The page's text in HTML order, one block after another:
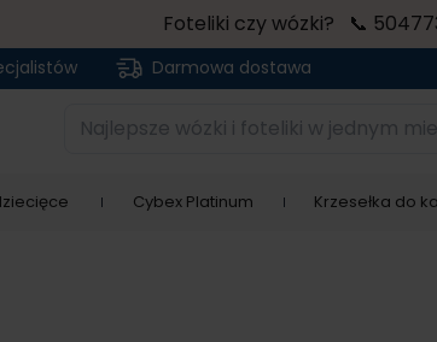
Foteliki czy wózki? 📞
Darmowa dostawa
Najlepsze wózki i foteliki w jednym
Cybex Platinum Krzesełka do